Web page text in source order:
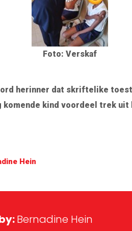
Foto: Verskaf
herinner dat skriftelike
komende kind voordeel trek uit
Hein
Bernadine Hein